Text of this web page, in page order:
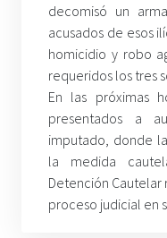
decomisó un
acusados de esos
homicidio y robo
requeridos los tres
En las próximas
presentados a
imputado, donde
la medida
Detención Cautelar
proceso judicial en